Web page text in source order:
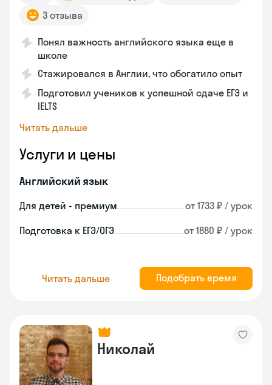
3 отзыва
Понял важность английского языка еще в
школе
Стажировался в Англии, что обогатило опыт
Подготовил учеников к успешной сдаче ЕГЭ и
IELTS
Читать дальше
Услуги и цены
Английский язык
Для детей - премиум от 1733 ₽ / урок
Подготовка к ЕГЭ/ОГЭ от 1880 ₽ / урок
Читать дальше Подобрать время
Николай